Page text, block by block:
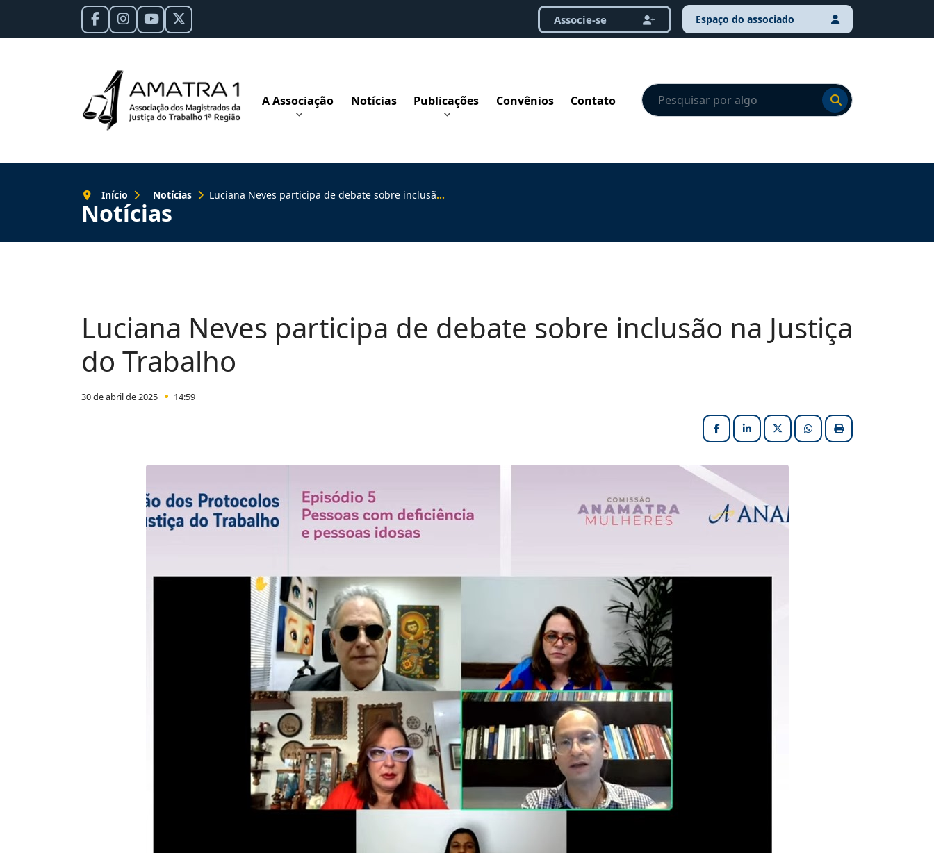
Espaço do associado
Associe-se
A Associação Notícias Publicações Convênios Contato
Ir para o resultado
Ir para o resultado
Notícias
Início Notícias Luciana Neves participa de debate sobre inclusão na Justiça do Trabalho
Luciana Neves participa de debate sobre inclusão na Justiça
do Trabalho
30 de abril de 2025 14:59
FacebookLinkedInX (formerly Twitter)Imprimir matéria